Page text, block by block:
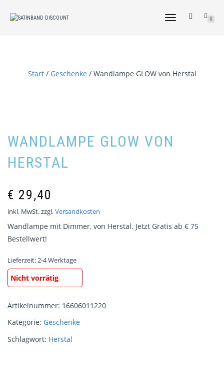
NAVIGATION
0
Start/ Geschenke/ Wandlampe GLOW von Herstal
WANDLAMPE GLOW VON
HERSTAL
€ 29,40
inkl. MwSt.zzgl.Versandkosten
Wandlampe mit Dimmer, von Herstal. Jetzt Gratis ab € 75
Bestellwert!
Lieferzeit:2-4 Werktage
Nicht vorrätig
Artikelnummer: 16606011220
Kategorie: Geschenke
Schlagwort: Herstal